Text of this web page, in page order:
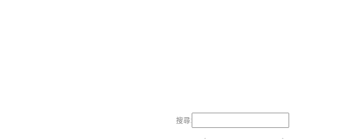
搜尋: